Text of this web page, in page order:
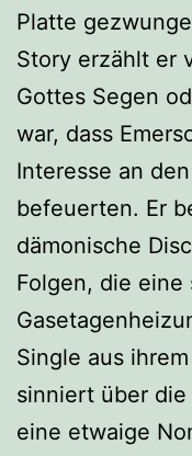
Platte
Story erzählt er
Gottes Segen
war, dass
Interesse an
befeuerten. Er
dämonische
Folgen, die eine
Single aus
sinniert über
eine etwaige